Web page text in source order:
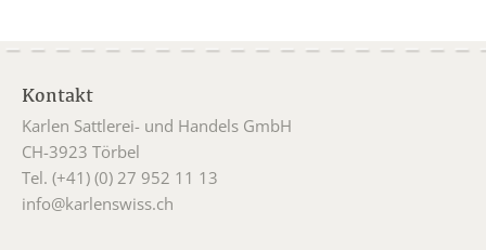
Kontakt
Karlen Sattlerei- und Handels GmbH
CH-3923 Törbel
Tel. (+41) (0) 27 952 11 13
info@karlenswiss.ch